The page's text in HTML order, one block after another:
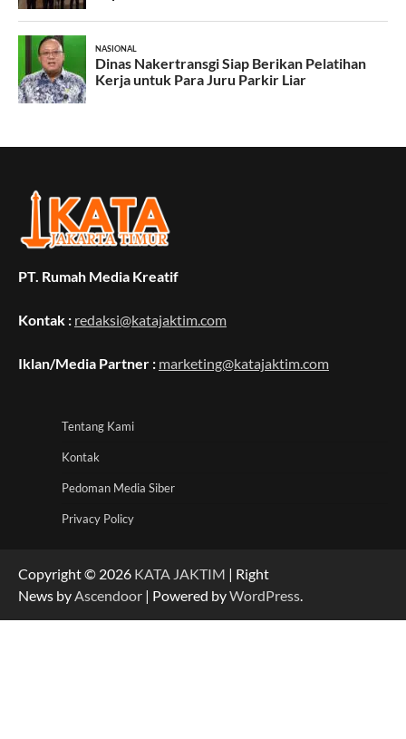
PT. Rumah Media Kreatif
Kontak : redaksi@katajaktim.com
Iklan/Media Partner : marketing@katajaktim.com
Tentang Kami
Kontak
Pedoman Media Siber
Privacy Policy
Copyright © 2026 KATA JAKTIM | Right
News byAscendoor | Powered byWordPress.